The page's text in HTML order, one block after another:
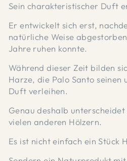
Sein charakteristischer Duft
Er entwickelt sich erst,
natürliche Weise
Jahre ruhen konnte.
Während dieser Zeit bilden
Harze, die Palo Santo seinen
Duft verleihen.
Genau deshalb unterscheidet
vielen anderen Hölzern.
Es ist nicht einfach ein Stück